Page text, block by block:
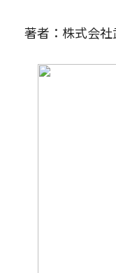
著者：株式会